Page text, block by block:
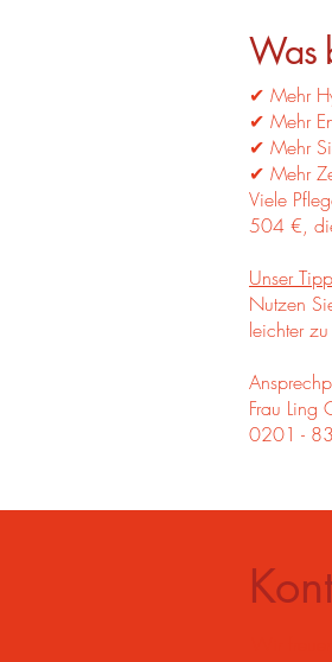
Was
✔ Mehr
✔ Mehr
✔ Mehr
✔ Mehr
Viele
504 €,
Unser
Nutzen
leichter
Frau Ling
0201 -